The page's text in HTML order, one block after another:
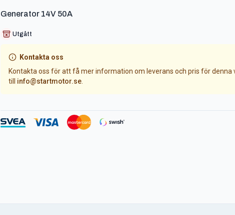
Generator 14V 50A
Utgått
Kontakta oss
Kontakta oss för att få mer information om leverans och pris för denna
till
info@startmotor.se